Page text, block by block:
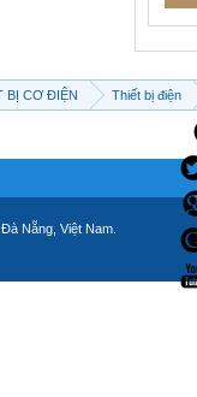
BỊ CƠ ĐIỆN Thiết bị điện
Nẵng, Việt Nam.